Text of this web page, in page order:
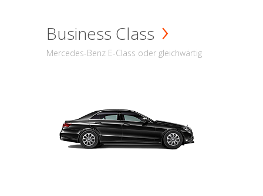
Business Class
Mercedes-Benz E-Class oder gleichwärtig